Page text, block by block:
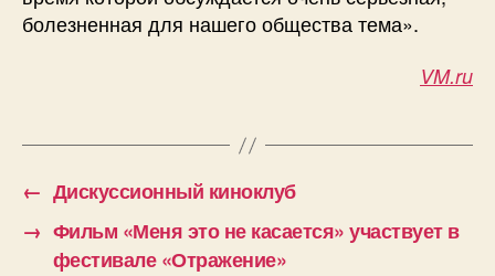
болезненная для нашего общества тема».
VM.ru
← Дискуссионный киноклуб
→ Фильм «Меня это не касается» участвует в
фестивале «Отражение»